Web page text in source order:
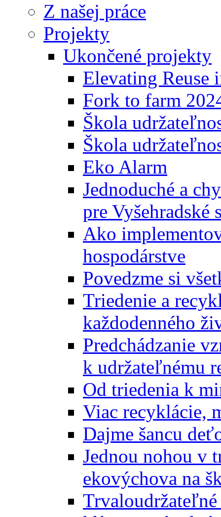
Z našej práce
Projekty
Ukončené projekty
Elevating Reuse
Fork to farm
Škola
Škola
Eko Alarm
Jednoduché a
pre Vyšehradské
Ako
hospodárstve
Povedzme si
Triedenie a
každodenného
Predchádzanie
k udržateľnému
Od triedenia k
Viac recyklácie,
Dajme šancu
Jednou nohou v
ekovýchova na